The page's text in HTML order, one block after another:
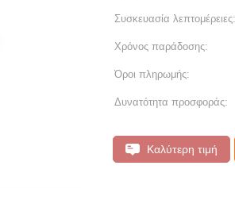
Συσκευασία λεπτομέρειες:
Χρόνος παράδοσης:
Όροι πληρωμής:
Δυνατότητα προσφοράς:
Καλύτερη τιμή